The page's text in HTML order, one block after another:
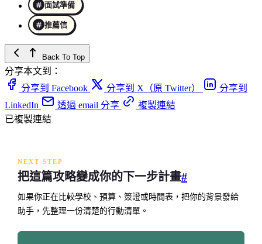
面試準備
推薦信
Back To Top
分享本文到：
分享到 Facebook
分享到 X（原 Twitter）
分享到
LinkedIn
透過 email 分享
複製連結
已複製連結
NEXT STEP
把這篇攻略變成你的下一步計畫#
如果你正在比較學校、預算、簽證或時間表，把你的背景發給
助手，先整理一份清楚的行動清單。